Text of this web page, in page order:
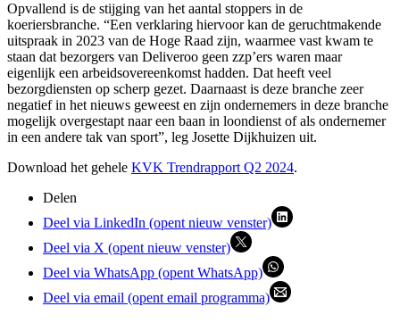
Opvallend is de stijging van het aantal stoppers in de
koeriersbranche. “Een verklaring hiervoor kan de geruchtmakende
uitspraak in 2023 van de Hoge Raad zijn, waarmee vast kwam te
staan dat bezorgers van Deliveroo geen zzp’ers waren maar
eigenlijk een arbeidsovereenkomst hadden. Dat heeft veel
bezorgdiensten op scherp gezet. Daarnaast is deze branche zeer
negatief in het nieuws geweest en zijn ondernemers in deze branche
mogelijk overgestapt naar een baan in loondienst of als ondernemer
in een andere tak van sport”, leg Josette Dijkhuizen uit.
Download het gehele KVK Trendrapport Q2 2024.
Delen
Deel via LinkedIn (opent nieuw venster)
Deel via X (opent nieuw venster)
Deel via WhatsApp (opent WhatsApp)
Deel via email (opent email programma)